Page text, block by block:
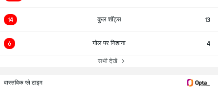
14 कुल शॉट्स 13
6 गोल पर निशाना 4
सभी देखें
वास्तविक प्ले टाइम